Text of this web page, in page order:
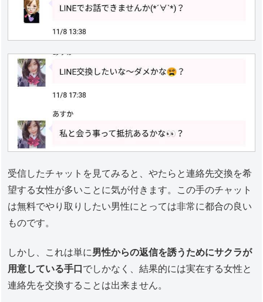
受信したチャットを見てみると、やたらと連絡先交換を希
望する女性が多いことに気が付きます。この手のチャット
は無料でやり取りしたい男性にとっては非常に都合の良い
ものです。
しかし、これは単に男性からの返信を誘うためにサクラが
用意している手口 でしかなく、結果的には実在する女性と
連絡先を交換することは出来ません。